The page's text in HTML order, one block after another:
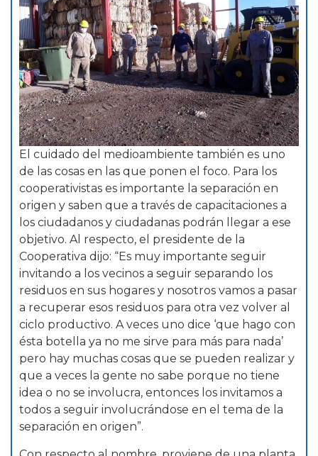
El cuidado del medioambiente también es uno
de las cosas en las que ponen el foco. Para los
cooperativistas es importante la separación en
origen y saben que a través de capacitaciones a
los ciudadanos y ciudadanas podrán llegar a ese
objetivo. Al respecto, el presidente de la
Cooperativa dijo: “Es muy importante seguir
invitando a los vecinos a seguir separando los
residuos en sus hogares y nosotros vamos a pasar
a recuperar esos residuos para otra vez volver al
ciclo productivo. A veces uno dice ‘que hago con
ésta botella ya no me sirve para más para nada’
pero hay muchas cosas que se pueden realizar y
que a veces la gente no sabe porque no tiene
idea o no se involucra, entonces los invitamos a
todos a seguir involucrándose en el tema de la
separación en origen”.